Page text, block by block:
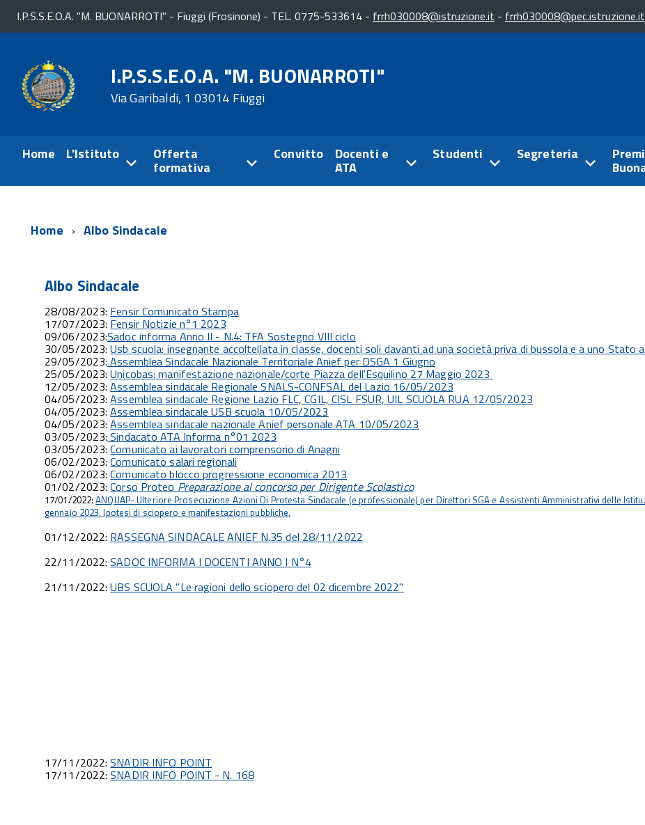
I.P.S.S.E.O.A. "M. BUONARROTI" - Fiuggi (Frosinone) - TEL. 0775-533614 - frrh030008@istruzione.it - frrh030008@pec.istruzione.it
I.P.S.S.E.O.A. "M. BUONARROTI"
Via Garibaldi, 1 03014 Fiuggi
Home L'Istituto Offerta
formativa
Convitto Docenti e
ATA
Studenti Segreteria
Home Albo Sindacale
Albo Sindacale
28/08/2023: Fensir Comunicato Stampa
17/07/2023: Fensir Notizie n°1 2023
09/06/2023:Sadoc informa Anno II - N.4: TFA Sostegno VIII ciclo
30/05/2023:Usb scuola: insegnante accoltellata in classe, docenti soli davanti ad una società priva di bussola e a uno Stato
29/05/2023: Assemblea Sindacale Nazionale Territoriale Anief per DSGA 1 Giugno
25/05/2023:Unicobas: manifestazione nazionale/corte Piazza dell'Esquilino 27 Maggio 2023
12/05/2023:Assemblea sindacale Regionale SNALS-CONFSAL del Lazio 16/05/2023
04/05/2023:Assemblea sindacale Regione Lazio FLC, CGIL, CISL FSUR, UIL SCUOLA RUA 12/05/2023
04/05/2023:Assemblea sindacale USB scuola 10/05/2023
04/05/2023:Assemblea sindacale nazionale Anief personale ATA 10/05/2023
03/05/2023: Sindacato ATA Informa n°01 2023
03/05/2023:Comunicato ai lavoratori comprensorio di Anagni
06/02/2023:Comunicato salari regionali
06/02/2023:Comunicato blocco progressione economica 2013
01/02/2023:Corso Proteo Preparazione al concorso per Dirigente Scolastico
17/01/2022:ANQUAP- Ulteriore Prosecuzione Azioni Di Protesta Sindacale (e professionale) per Direttori SGA e Assistenti Amministrativi delle
gennaio 2023. Ipotesi di sciopero e manifestazioni pubbliche.
01/12/2022: RASSEGNA SINDACALE ANIEF N.35 del 28/11/2022
22/11/2022:SADOC INFORMA I DOCENTI ANNO I N°4
21/11/2022:UBS SCUOLA "Le ragioni dello sciopero del 02 dicembre 2022"
17/11/2022:SNADIR INFO POINT
17/11/2022:SNADIR INFO POINT - N. 168